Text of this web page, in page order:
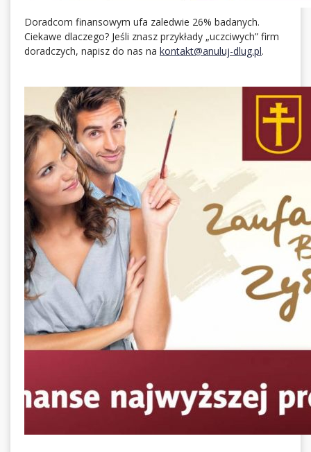
Doradcom finansowym ufa zaledwie 26% badanych.
Ciekawe dlaczego? Jeśli znasz przykłady „uczciwych” firm
doradczych, napisz do nas na kontakt@anuluj-dlug.pl.